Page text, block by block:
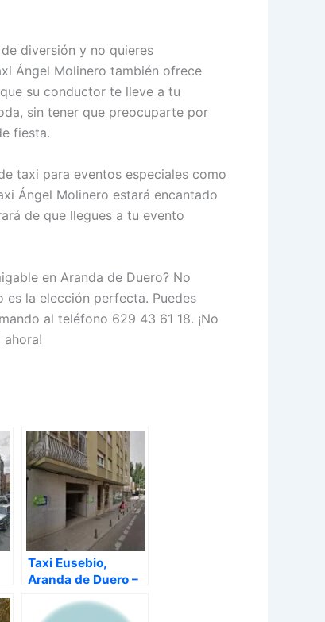
diversión y no quieres
Ángel Molinero también ofrece
su conductor te lleve a tu
sin tener que preocuparte por
fiesta.
taxi para eventos especiales como
Ángel Molinero estará encantado
de que llegues a tu evento
en Aranda de Duero? No
es la elección perfecta. Puedes
al teléfono 629 43 61 18. ¡No
Taxi Eusebio,
Aranda de Duero –